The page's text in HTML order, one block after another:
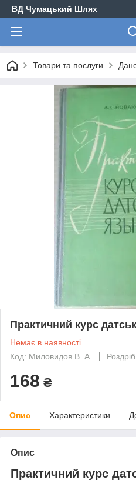
ВД Чумацький Шлях
Товари та послуги
Практичний курс
Немає в наявності
Код: Миловидов В. А.
Роздріб
168 ₴
Опис Характеристики
Опис
Практичний курс